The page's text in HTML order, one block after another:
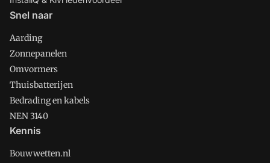
Snel naar
Aarding
Zonnepanelen
Omvormers
Thuisbatterijen
Bedrading en kabels
NEN 3140
Kennis
Bouwwetten.nl